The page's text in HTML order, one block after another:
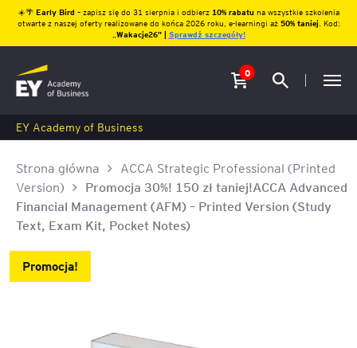
☀️🌴 Early Bird – zapisz się do 31 sierpnia i odbierz10% rabatu na wszystkie szkolenia
otwarte z naszej oferty realizowane do końca 2026 roku, e-learningi aż 50% taniej. Kod:
Wakacje26″ | Sprawdź szczegóły!
0
EY Academy of Business
Strona główna
ACCA Strategic Professional (Printed
Version)
Promocja 30%! 150 zł taniej!ACCA Advanced
Financial Management (AFM) – Printed Version (Study
Text, Exam Kit, Pocket Notes)
Promocja!